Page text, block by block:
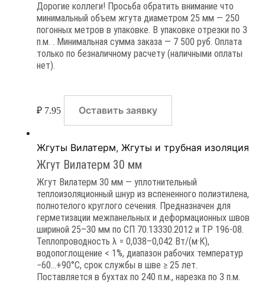
Дорогие коллеги! Просьба обратить внимание что
минимальный объем жгута диаметром 25 мм — 250
погонных метров в упаковке. В упаковке отрезки по 3
п.м. . Минимальная сумма заказа — 7 500 руб. Оплата
только по безналичному расчету (наличными оплаты
нет).
₽ 7.95 Оставить заявку
Жгуты Вилатерм,Жгуты и трубная изоляция
Жгут Вилатерм 30 мм
Жгут Вилатерм 30 мм — уплотнительный
теплоизоляционный шнур из вспененного полиэтилена,
полнотелого круглого сечения. Предназначен для
герметизации межпанельных и деформационных швов
шириной 25–30 мм по СП 70.13330.2012 и ТР 196-08.
Теплопроводность λ = 0,038–0,042 Вт/(м·К),
водопоглощение < 1%, диапазон рабочих температур
−60…+90°C, срок службы в шве ≥ 25 лет.
Поставляется в бухтах по 240 п.м., нарезка по 3 п.м.